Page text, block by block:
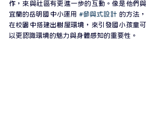
作，來與社區有更進一步的互動。像是他們與
宜蘭的岳明國中小運用 #參與式設計 的方法，
在校園中搭建出樹屋環境，來引發國小孩童可
以更認識環境的魅力與身體感知的重要性。